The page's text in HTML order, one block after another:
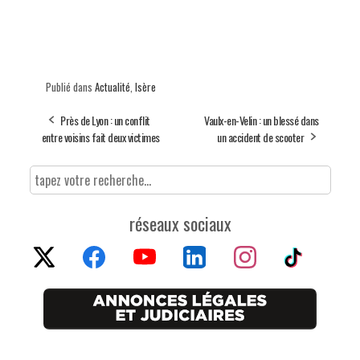
Publié dans Actualité Isère
Près de Lyon : un conflit
entre voisins fait deux victimes
Vaulx-en-Velin : un blessé dans
un accident de scooter
réseaux sociaux